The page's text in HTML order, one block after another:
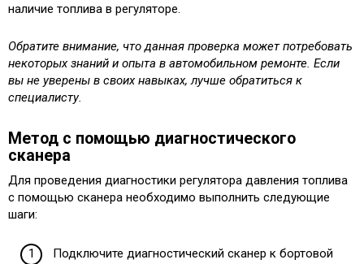
наличие топлива в регуляторе.
Обратите внимание, что данная проверка может потребовать
некоторых знаний и опыта в автомобильном ремонте. Если
вы не уверены в своих навыках, лучше обратиться к
специалисту.
Метод с помощью диагностического
сканера
Для проведения диагностики регулятора давления топлива
с помощью сканера необходимо выполнить следующие
шаги:
Подключите диагностический сканер к бортовой